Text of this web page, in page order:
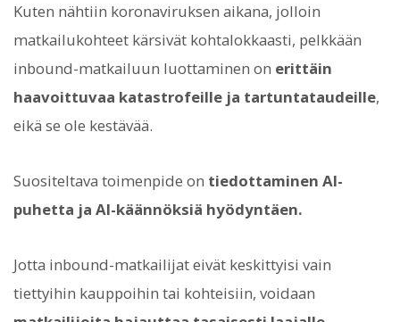
Kuten nähtiin koronaviruksen aikana, jolloin
matkailukohteet kärsivät kohtalokkaasti, pelkkään
inbound-matkailuun luottaminen on erittäin
haavoittuvaa katastrofeille ja tartuntataudeille,
eikä se ole kestävää.
Suositeltava toimenpide on tiedottaminen AI-
puhetta ja AI-käännöksiä hyödyntäen.
Jotta inbound-matkailijat eivät keskittyisi vain
tiettyihin kauppoihin tai kohteisiin, voidaan